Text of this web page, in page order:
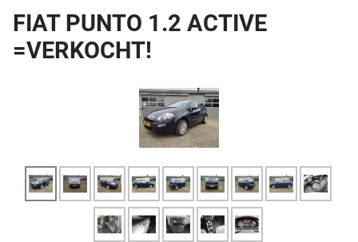
FIAT PUNTO 1.2 ACTIVE
=VERKOCHT!